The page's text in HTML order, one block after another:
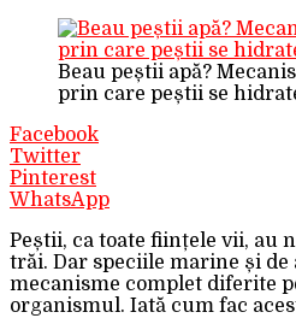
Beau peștii apă?
prin care peștii se
Facebook
Twitter
Pinterest
WhatsApp
Peștii, ca toate ființele vii, au
trăi. Dar speciile marine și de
mecanisme complet diferite
organismul. Iată cum fac